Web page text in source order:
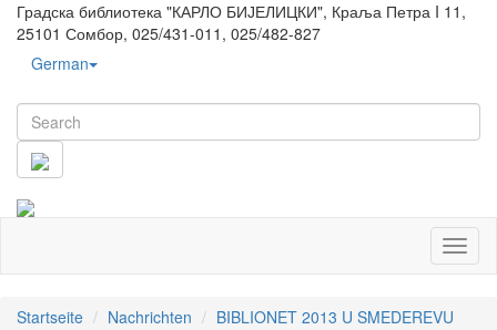
Градска библиотека "КАРЛО БИЈЕЛИЦКИ", Краља Петра I 11,
25101 Сомбор, 025/431-011, 025/482-827
German
Startseite Nachrichten BIBLIONET 2013 U SMEDEREVU